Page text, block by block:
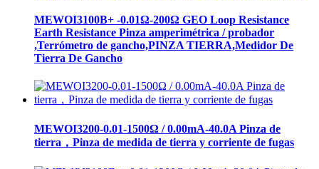
MEWOI3100B+ -0.01Ω-200Ω GEO Loop Resistance
Earth Resistance Pinza amperimétrica / probador
,Terrómetro de gancho,PINZA TIERRA,Medidor De
Tierra De Gancho
MEWOI3200-0.01-1500Ω / 0.00mA-40.0A Pinza de
tierra，Pinza de medida de tierra y corriente de fugas